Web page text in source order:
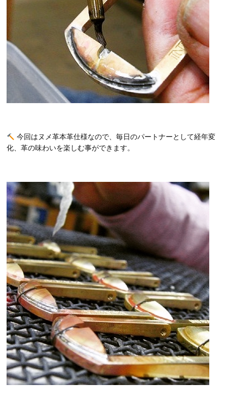
今回はヌメ革本革仕様なので、毎日のパートナーとして経年変
化、革の味わいを楽しむ事ができます。